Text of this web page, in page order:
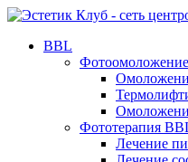
BBL
Фототерапия
Лечение